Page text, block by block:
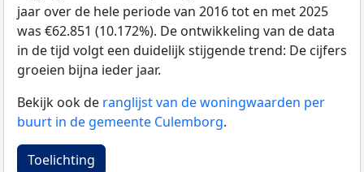
jaar over de hele periode van 2016 tot en met 2025
was €62.851 (10.172%). De ontwikkeling van de data
in de tijd volgt een duidelijk stijgende trend: De cijfers
groeien bijna ieder jaar.
Bekijk ook de ranglijst van de woningwaarden per
buurt in de gemeente Culemborg.
Toelichting